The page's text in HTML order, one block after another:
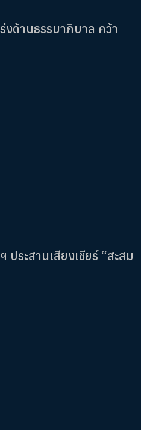
งด้านธรรมาภิบาล คว้า
ประสานเสียงเชียร์ “สะสม